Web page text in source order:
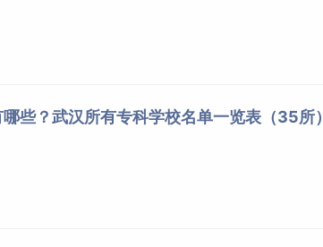
些？武汉所有专科学校名单一览表（35所）